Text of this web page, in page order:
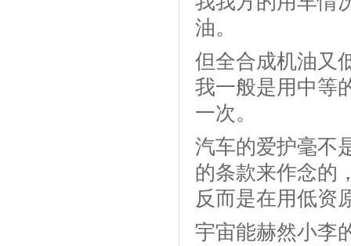
油。
但全合成机油又
我一般是用中等
一次。
汽车的爱护毫不
的条款来作念的
反而是在用低资
宇宙能赫然小李